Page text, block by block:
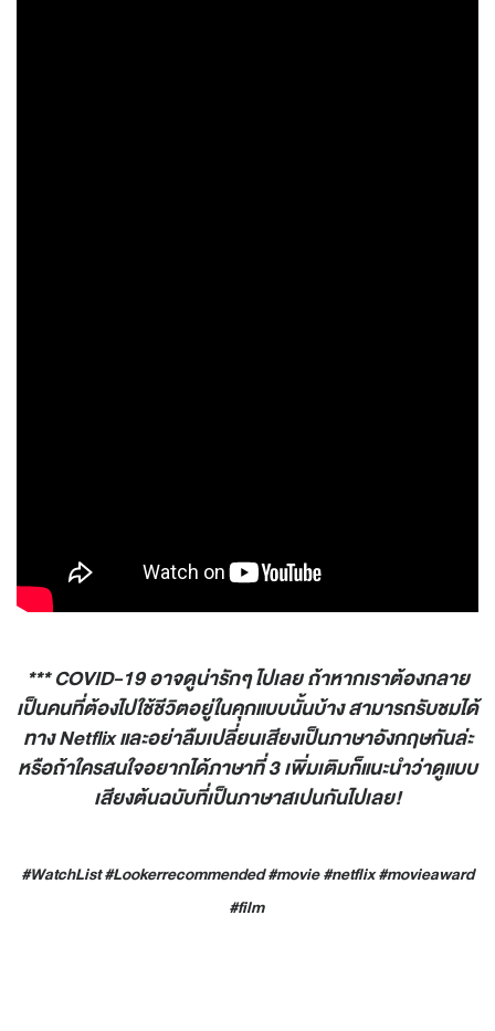
*** COVID-19 อาจดูน่ารักๆ ไปเลย ถ้าหากเราต้องกลาย
เป็นคนที่ต้องไปใช้ชีวิตอยู่ในคุกแบบนั้นบ้าง สามารถรับชมได้
ทาง Netflix และอย่าลืมเปลี่ยนเสียงเป็นภาษาอังกฤษกันล่ะ
หรือถ้าใครสนใจอยากได้ภาษาที่ 3 เพิ่มเติมก็แนะนำว่าดูแบบ
เสียงต้นฉบับที่เป็นภาษาสเปนกันไปเลย!
#WatchList #Lookerrecommended #movie #netflix #movieaward
#film